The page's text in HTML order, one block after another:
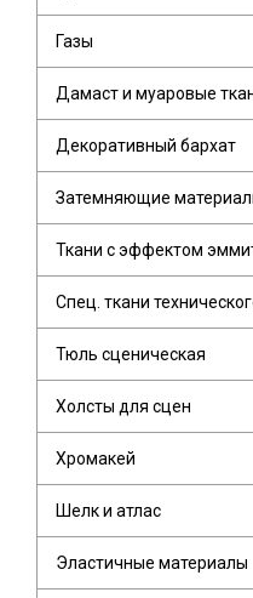
Газы
Дамаст и муаровые
Декоративный бархат
Затемняющие
Ткани с эффектом
Спец. ткани
Тюль сценическая
Холсты для сцен
Хромакей
Шелк и атлас
Эластичные материалы